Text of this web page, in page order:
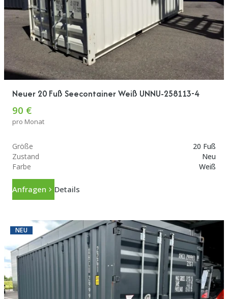
Neuer 20 Fuß Seecontainer Weiß UNNU-258113-4
90 €
pro Monat
Größe
20 Fuß
Zustand
Neu
Farbe
Weiß
Anfragen Details
NEU